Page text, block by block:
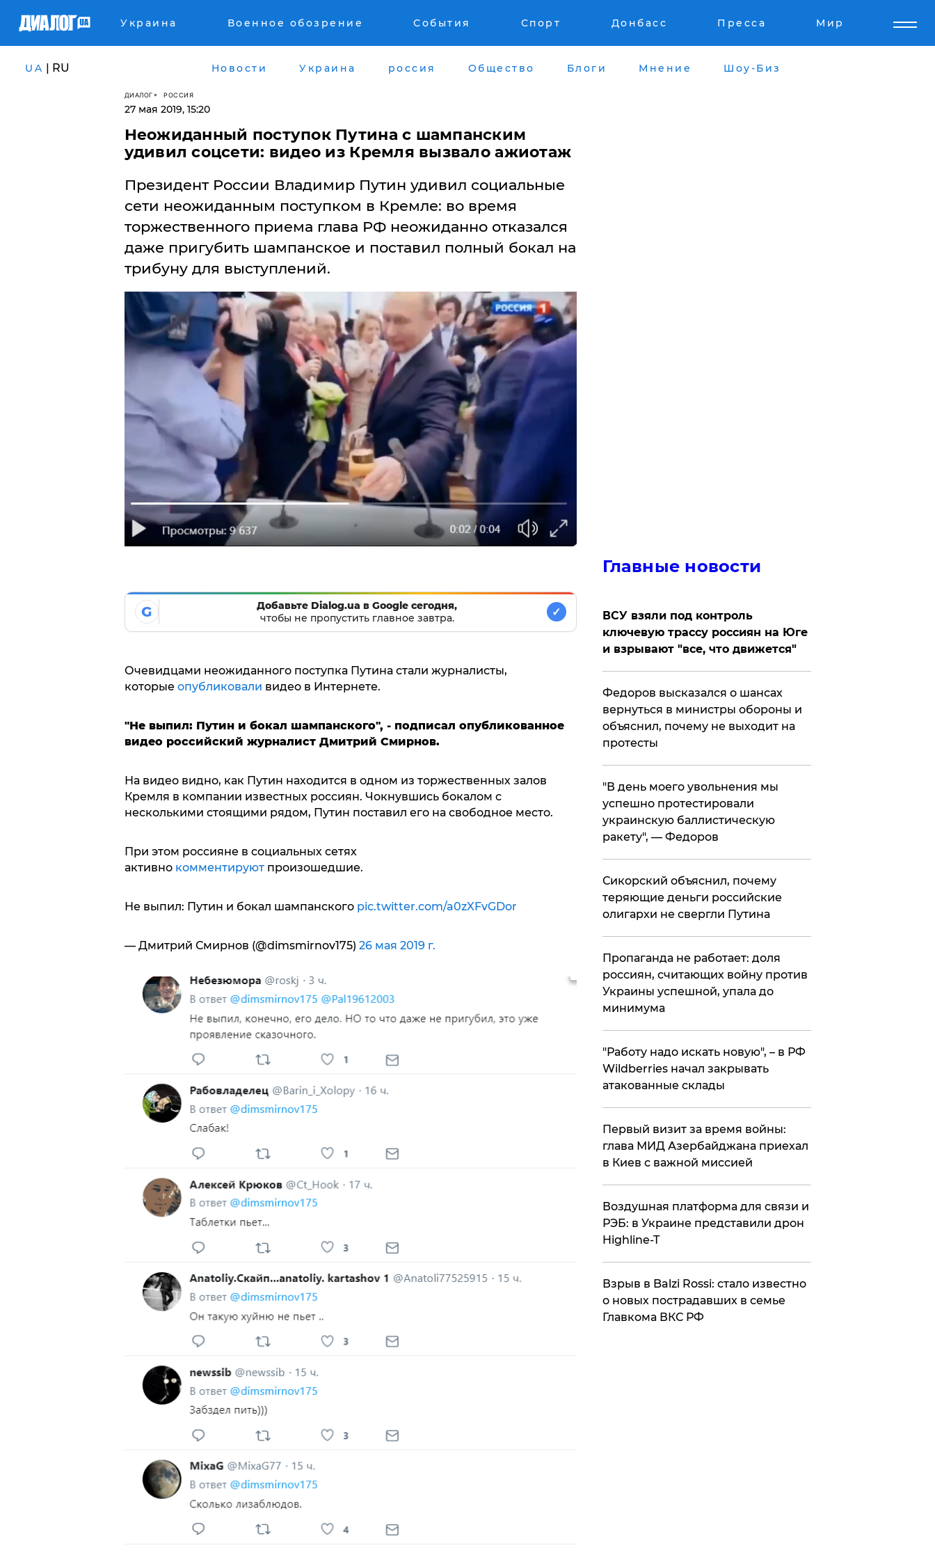
Украина Военное обозрение События Спорт Донбасс Пресса Мир
UA | RU Новости Украина россия Общество Блоги Мнение Шоу-Биз
ДИАЛОГ РОССИЯ
27 мая 2019, 15:20
Неожиданный поступок Путина с шампанским
удивил соцсети: видео из Кремля вызвало ажиотаж
​Президент России Владимир Путин удивил социальные
сети неожиданным поступком в Кремле: во время
торжественного приема глава РФ неожиданно отказался
даже пригубить шампанское и поставил полный бокал на
трибуну для выступлений.
G
Добавьте Dialog.ua в Google сегодня,
чтобы не пропустить главное завтра.
✓
Очевидцами неожиданного поступка Путина стали журналисты,
которые опубликовали видео в Интернете.
"Не выпил: Путин и бокал шампанского", - подписал опубликованное
видео российский журналист Дмитрий Смирнов.
На видео видно, как Путин находится в одном из торжественных залов
Кремля в компании известных россиян. Чокнувшись бокалом с
несколькими стоящими рядом, Путин поставил его на свободное место.
При этом россияне в социальных сетях
активно комментируют произошедшие.
Не выпил: Путин и бокал шампанского pic.twitter.com/a0zXFvGDor
— Дмитрий Смирнов (@dimsmirnov175) 26 мая 2019 г.
Главные новости
ВСУ взяли под контроль
ключевую трассу россиян на Юге
и взрывают "все, что движется"
Федоров высказался о шансах
вернуться в министры обороны и
объяснил, почему не выходит на
протесты
​"В день моего увольнения мы
успешно протестировали
украинскую баллистическую
ракету", — Федоров
Сикорский объяснил, почему
теряющие деньги российские
олигархи не свергли Путина
​Пропаганда не работает: доля
россиян, считающих войну против
Украины успешной, упала до
минимума
"Работу надо искать новую", – в РФ
Wildberries начал закрывать
атакованные склады
Первый визит за время войны:
глава МИД Азербайджана приехал
в Киев с важной миссией
Воздушная платформа для связи и
РЭБ: в Украине представили дрон
Highline-T
Взрыв в Balzi Rossi: стало известно
о новых пострадавших в семье
Главкома ВКС РФ